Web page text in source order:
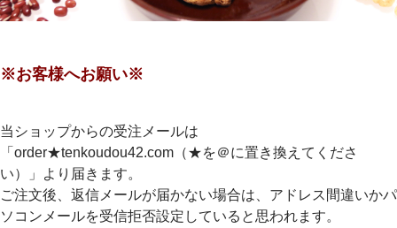
※お客様へお願い※
当ショップからの受注メールは
「order★tenkoudou42.com（★を＠に置き換えてくださ
い）」より届きます。
ご注文後、返信メールが届かない場合は、アドレス間違いかパ
ソコンメールを受信拒否設定していると思われます。